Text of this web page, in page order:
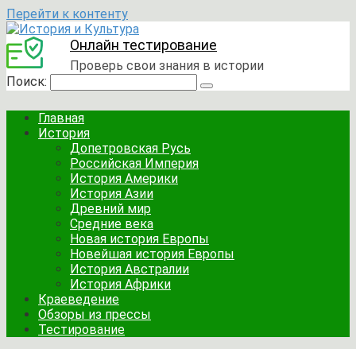
Перейти к контенту
Онлайн тестирование
Проверь свои знания в истории
Поиск:
Главная
История
Допетровская Русь
Российская Империя
История Америки
История Азии
Древний мир
Средние века
Новая история Европы
Новейшая история Европы
История Австралии
История Африки
Краеведение
Обзоры из прессы
Тестирование